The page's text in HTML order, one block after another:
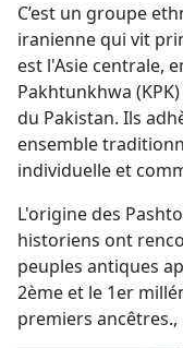
C’est un groupe
iranienne qui vit
est l'Asie centrale,
Pakhtunkhwa
du Pakistan. Ils
ensemble
individuelle et
L'origine des
historiens ont
peuples antiques
2ème et le 1er
premiers ancêtres.,